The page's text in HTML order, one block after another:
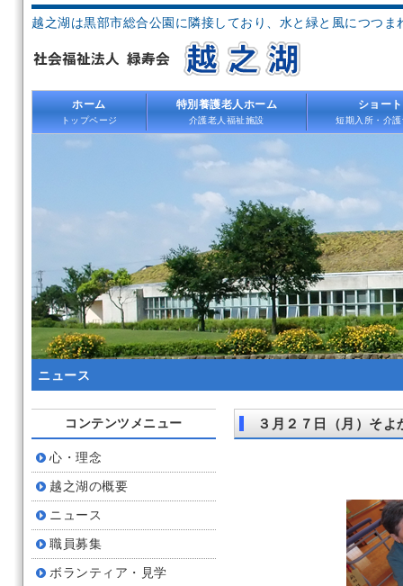
越之湖は黒部市総合公園に隣接しており、水と緑と風につつ
ホーム
トップページ
特別養護老人ホーム
介護老人福祉施設
ショー
短期入所・介
ニュース
３月２７日（月）そ
コンテンツメニュー
心・理念
越之湖の概要
ニュース
職員募集
ボランティア・見学